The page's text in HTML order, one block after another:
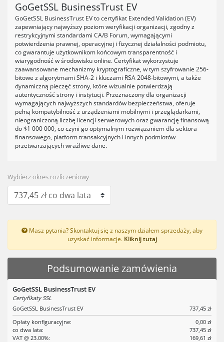
GoGetSSL BusinessTrust EV
GoGetSSL BusinessTrust EV to certyfikat Extended Validation (EV)
zapewniający najwyższy poziom weryfikacji organizacji, zgodny z
restrykcyjnymi standardami CA/B Forum, wymagającymi
potwierdzenia prawnej, operacyjnej i fizycznej działalności podmiotu,
co gwarantuje użytkownikom końcowym transparentność i
wiarygodność w środowisku online. Certyfikat wykorzystuje
zaawansowane mechanizmy kryptograficzne, w tym szyfrowanie 256-
bitowe z algorytmami SHA-2 i kluczami RSA 2048-bitowymi, a także
dynamiczną pieczęć strony, które wizualnie potwierdzają
autentyczność strony i instytucji. Przeznaczony dla organizacji
wymagających najwyższych standardów bezpieczeństwa, oferuje
pełną kompatybilność z urządzeniami mobilnymi i przeglądarkami,
nieograniczoną liczbę licencji serwerowych oraz gwarancję finansową
do $1 000 000, co czyni go optymalnym rozwiązaniem dla sektora
finansowego, platform transakcyjnych i innych podmiotów
przetwarzających wrażliwe dane.
Wybierz okres rozliczeniowy
Masz pytania? Skontaktuj się z naszym działem sprzedaży, aby
uzyskać informacje. Kliknij tutaj
Podsumowanie zamówienia
GoGetSSL BusinessTrust EV
Certyfikaty SSL
GoGetSSL BusinessTrust EV
737,45 zł
Opłaty konfiguracyjne:
0,00 zł
co dwa lata:
737,45 zł
VAT @ 23.00%:
169,61 zł